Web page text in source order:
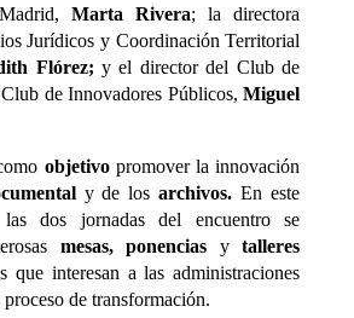
Marta Rivera; la directora
Jurídicos y Coordinación Territorial
Flórez; y el director del Club de
de Innovadores Públicos,Miguel
objetivopromover la innovación
y de losarchivos. En este
las dos jornadas del encuentro se
mesas, ponencias ytalleres
que interesan a las administraciones
de transformación.